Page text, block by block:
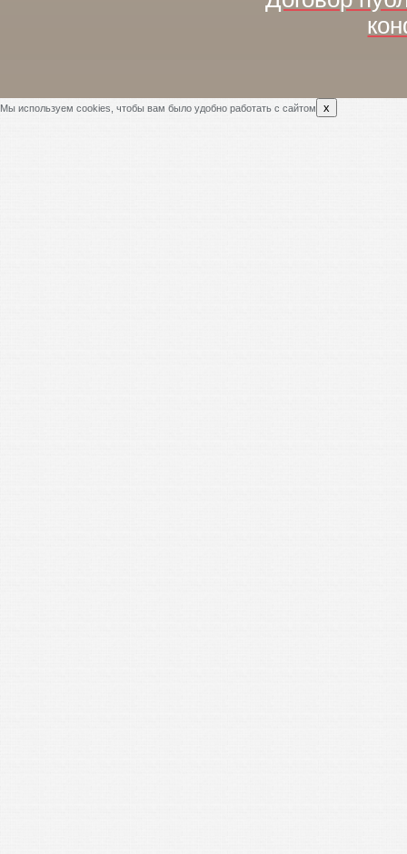
Мы используем cookies, чтобы вам было удобно работать с сайтом x